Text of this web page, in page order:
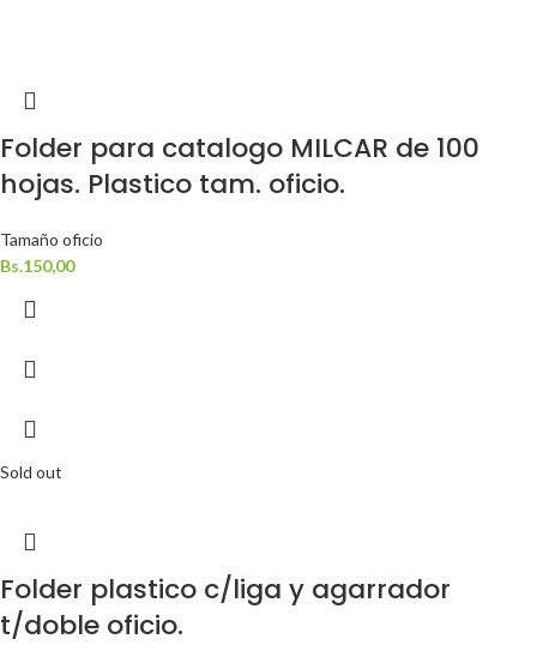
Folder para catalogo MILCAR de 100
hojas. Plastico tam. oficio.
Tamaño oficio
Bs.150,00
Sold out
Folder plastico c/liga y agarrador
t/doble oficio.